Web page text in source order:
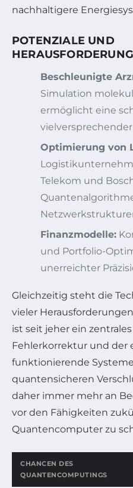
nachhaltigere
POTENZIALE UND
Beschleunigte
Simulation
ermöglicht eine
Optimierung von
Telekom und
Finanzmodelle:
und Portfolio-
unerreichter
Gleichzeitig steht die
vieler
ist seit jeher ein
Fehlerkorrektur und der
funktionierende
quantensicheren
daher immer mehr an
vor den Fähigkeiten
Quantencomputer zu
CHANCEN DES
QUANTENCOMPUTINGS